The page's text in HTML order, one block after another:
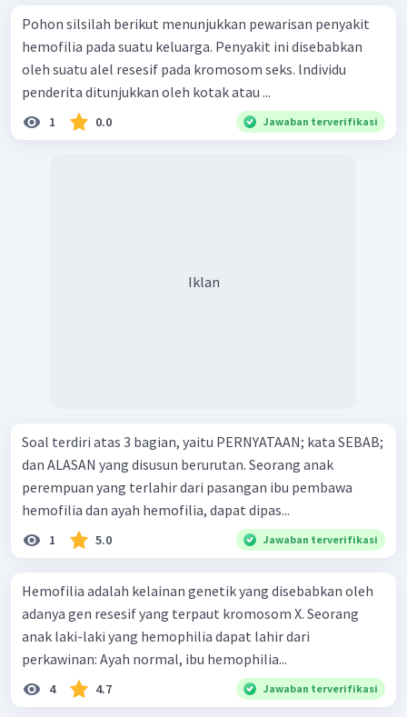
Pohon silsilah berikut menunjukkan pewarisan penyakit
hemofilia pada suatu keluarga. Penyakit ini disebabkan
oleh suatu alel resesif pada kromosom seks. lndividu
penderita ditunjukkan oleh kotak atau ...
1 0.0 Jawaban terverifikasi
Iklan
Soal terdiri atas 3 bagian, yaitu PERNYATAAN; kata SEBAB;
dan ALASAN yang disusun berurutan. Seorang anak
perempuan yang terlahir dari pasangan ibu pembawa
hemofilia dan ayah hemofilia, dapat dipas...
1 5.0 Jawaban terverifikasi
Hemofilia adalah kelainan genetik yang disebabkan oleh
adanya gen resesif yang terpaut kromosom X. Seorang
anak laki-laki yang hemophilia dapat lahir dari
perkawinan: Ayah normal, ibu hemophilia...
4 4.7 Jawaban terverifikasi